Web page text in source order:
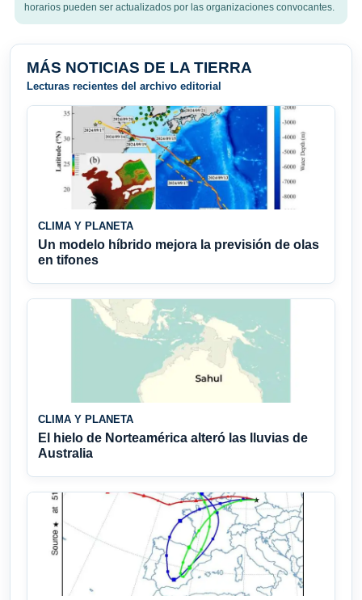
horarios pueden ser actualizados por las organizaciones convocantes.
MÁS NOTICIAS DE LA TIERRA
Lecturas recientes del archivo editorial
CLIMA Y PLANETA
Un modelo híbrido mejora la previsión de olas
en tifones
CLIMA Y PLANETA
El hielo de Norteamérica alteró las lluvias de
Australia